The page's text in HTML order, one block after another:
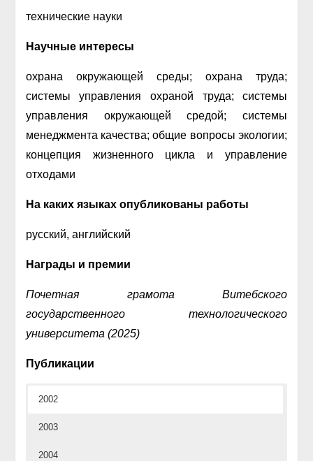
технические науки
Научные интересы
охрана окружающей среды; охрана труда;
системы управления охраной труда; системы
управления окружающей средой; системы
менеджмента качества; общие вопросы экологии;
концепция жизненного цикла и управление
отходами
На каких языках опубликованы работы
русский, английский
Награды и премии
Почетная грамота Витебского
государственного технологического
университета (2025)
Публикации
2002
2003
2004